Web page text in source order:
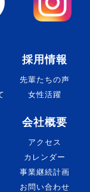
採用情報
先輩たちの声
女性活躍
会社概要
アクセス
カレンダー
事業継続計画
お問い合わせ